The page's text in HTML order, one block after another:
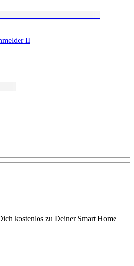
II
kostenlos zu Deiner Smart Home